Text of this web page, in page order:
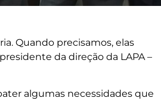
Quando precisamos, elas
da direção da LAPA –
algumas necessidades que